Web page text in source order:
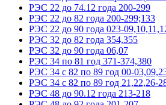
РЭС 22 до 74.12 года 200-299
РЭС 22 до 82 года 200-299;133
РЭС 22 до 90 года 023-
РЭС 32 до 82 года 354,355
РЭС 32 до 90 года 06,07
РЭС 34 по 81 год 371-374,380
РЭС 34 с 82 по 89 год 00-
РЭС 34 с 82 по 89 год 21,22,26-
РЭС 48 до 90.12 года 213-218